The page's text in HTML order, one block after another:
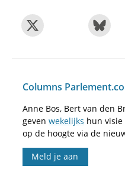
Columns
Anne Bos, Bert van den
geven wekelijks hun visie
op de hoogte via de
Meld je aan